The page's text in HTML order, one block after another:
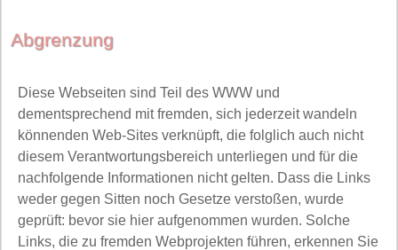
Abgrenzung
Diese Webseiten sind Teil des WWW und
dementsprechend mit fremden, sich jederzeit wandeln
könnenden Web-Sites verknüpft, die folglich auch nicht
diesem Verantwortungsbereich unterliegen und für die
nachfolgende Informationen nicht gelten. Dass die Links
weder gegen Sitten noch Gesetze verstoßen, wurde
geprüft: bevor sie hier aufgenommen wurden. Solche
Links, die zu fremden Webprojekten führen, erkennen Sie